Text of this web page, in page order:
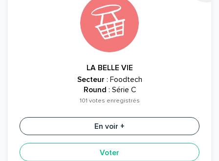
LA BELLE VIE
Secteur : Foodtech
Round : Série C
101 votes enregistrés
En voir +
Voter